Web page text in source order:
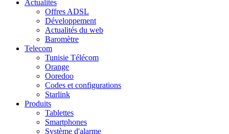
Actualités
Offres ADSL
Développement
Actualités du web
Baromètre
Telecom
Tunisie Télécom
Orange
Ooredoo
Codes et configurations
Starlink
Produits
Tablettes
Smartphones
Système d'alarme